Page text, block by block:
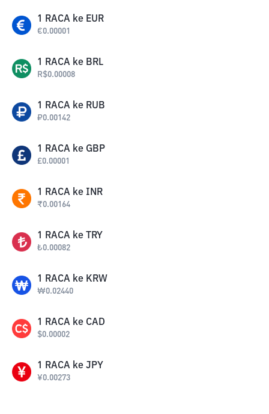
1 RACA ke EUR
€0.00001
1 RACA ke BRL
R$0.00008
1 RACA ke RUB
₽0.00142
1 RACA ke GBP
£0.00001
1 RACA ke INR
₹0.00164
1 RACA ke TRY
₺0.00082
1 RACA ke KRW
₩0.02440
1 RACA ke CAD
$0.00002
1 RACA ke JPY
¥0.00273